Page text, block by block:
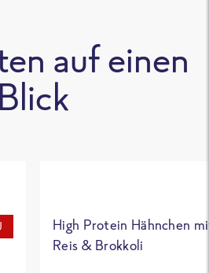
auf einen
Blick
High Protein Hähnchen
Reis & Brokkoli